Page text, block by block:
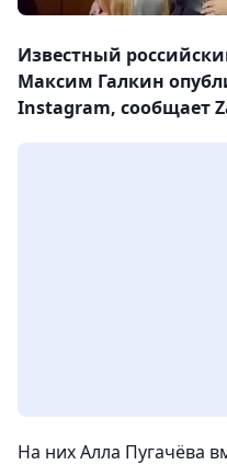
Известный
Максим Галкин
Instagram, сообщает
На них Алла Пугачёва